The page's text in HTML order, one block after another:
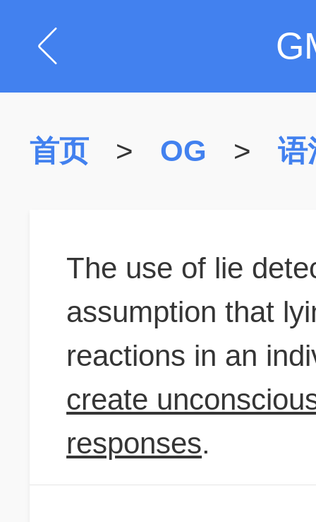
首页 > OG > 语
The use of lie
assumption that
reactions in an
create
responses.